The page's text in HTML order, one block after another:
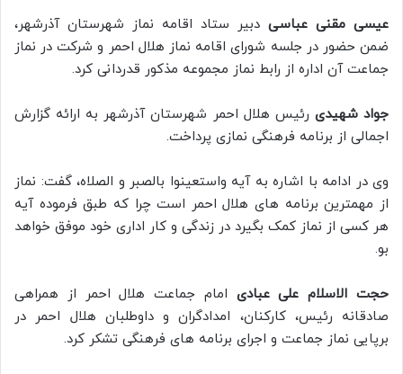
عیسی مقنی عباسی دبیر ستاد اقامه نماز شهرستان آذرشهر،
ضمن حضور در جلسه شورای اقامه نماز هلال احمر و شرکت در نماز
جماعت آن اداره از رابط نماز مجموعه مذکور قدردانی کرد.
جواد شهیدی رئیس هلال احمر شهرستان آذرشهر به ارائه گزارش
اجمالی از برنامه فرهنگی نمازی پرداخت.
وی در ادامه با اشاره به آیه واستعینوا بالصبر و الصلاه، گفت: نماز
از مهمترین برنامه های هلال احمر است چرا که طبق فرموده آیه
هر کسی از نماز کمک بگیرد در زندگی و کار اداری خود موفق خواهد
بو.
حجت الاسلام علی عبادی امام جماعت هلال احمر از همراهی
صادقانه رئیس، کارکنان، امدادگران و داوطلبان هلال احمر در
برپایی نماز جماعت و اجرای برنامه های فرهنگی تشکر کرد.